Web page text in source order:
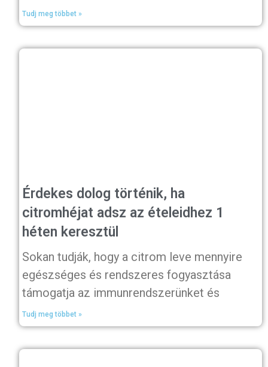
Tudj meg többet »
Érdekes dolog történik, ha
citromhéjat adsz az ételeidhez 1
héten keresztül
Sokan tudják, hogy a citrom leve mennyire
egészséges és rendszeres fogyasztása
támogatja az immunrendszerünket és
Tudj meg többet »